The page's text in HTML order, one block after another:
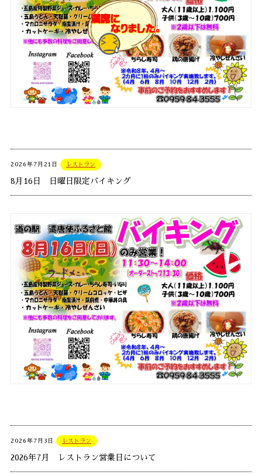
2026年7月21日 レストラン
8月16日 日曜日限定バイキング
2026年7月3日 レストラン
2026年7月 レストラン営業日について